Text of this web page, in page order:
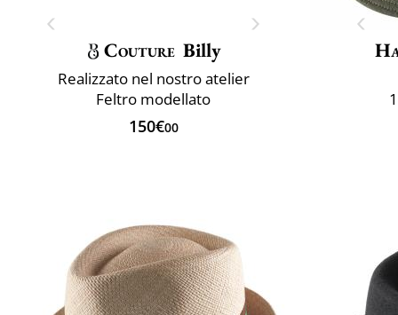
Couture Billy
Realizzato nel nostro atelier
Feltro modellato
150€00